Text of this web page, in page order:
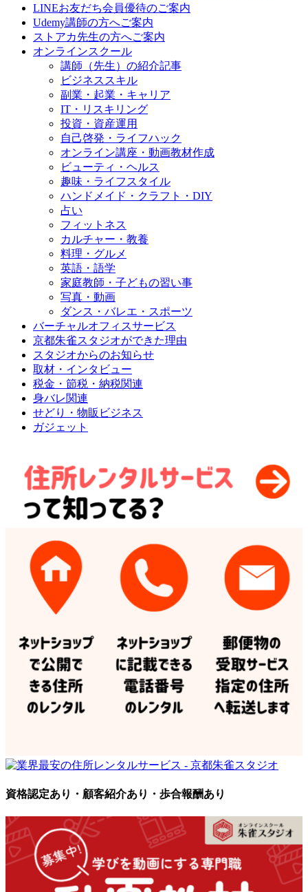
LINEお友だち会員優待のご案内
Udemy講師の方へご案内
ストアカ先生の方へご案内
オンラインスクール
講師（先生）の紹介記事
ビジネススキル
副業・起業・キャリア
IT・リスキリング
投資・資産運用
自己啓発・ライフハック
オンライン講座・動画教材作成
ビューティ・ヘルス
趣味・ライフスタイル
ハンドメイド・クラフト・DIY
占い
フィットネス
カルチャー・教養
料理・グルメ
英語・語学
家庭教師・子どもの習い事
写真・動画
ダンス・バレエ・スポーツ
バーチャルオフィスサービス
京都朱雀スタジオができた理由
スタジオからのお知らせ
取材・インタビュー
税金・節税・納税関連
身バレ関連
せどり・物販ビジネス
ガジェット
資格認定あり・顧客紹介あり・歩合報酬あり